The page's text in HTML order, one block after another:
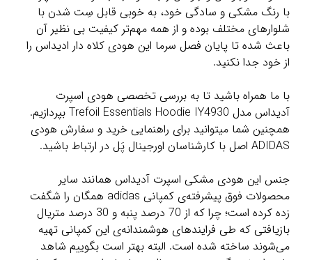
با رنگ مشکی و سادگی خود، به خوبی قابل سِت شدن با
شلوارهای مختلف بوده و از همه مهم‌تر کیفیت بی نظیر آن
باعث شده تا پایان فصل سرما این هودی کلاه دار ادیداس را
از خود جدا نکنید.
با ما همراه باشید تا به بررسی تخصصی هودی اسپرت
آدیداس مدل Trefoil Essentials Hoodie IY4930 بپردازیم.
همچنین شما میتوانید برای راهنمایی خرید و سفارش هودی
ADIDAS اصل با کارشناسان اورجینال پَل در ارتباط باشید.
جنس این هودی مشکی اسپرت آدیداس همانند سایر
محصولات فوق پیشرفته‌ی کمپانی adidas همگان را شگفت
زده کرده است؛ چرا که از 70 درصد پنبه و 30 درصد متریال
بازیافتی که طی فرایندهای هوشمندانه‌ی این کمپانی تهیه
می‌شوند ساخته شده است. البته بهتر است بگوییم شاهد